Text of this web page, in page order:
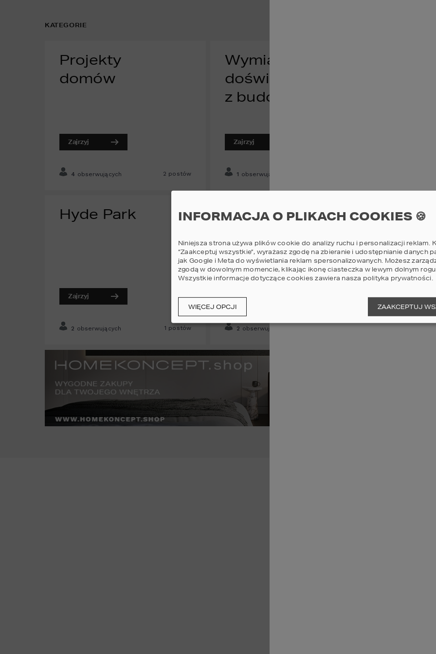
KATEGORIE
Projekty
domów
Zajrzyj
4 obserwujących 2 postów
Wymiana
doświadczeń
z budowy
Zajrzyj
1 obserwujących
Hyde Park
Zajrzyj
2 obserwujących 1 postów
Kupię,
wycenię
Zajrzyj
2 obserwujących
INFORMACJA O PLIKACH COOKIES 🍪
Niniejsza strona używa plików cookie do analizy ruchu i personalizacji reklam.
“Zaakceptuj wszystkie”, wyrażasz zgodę na zbieranie i udostępnianie danych
jak Google i Meta do wyświetlania reklam spersonalizowanych. Możesz
zgodą w dowolnym momencie, klikając ikonę ciasteczka w lewym dolnym
Wszystkie informacje dotyczące cookies zawiera nasza polityka prywatności.
WIĘCEJ OPCJI ZAAKCEPTUJ